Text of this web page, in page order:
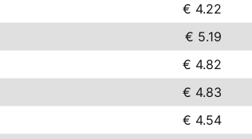
€ 4.22
€ 5.19
€ 4.82
€ 4.83
€ 4.54